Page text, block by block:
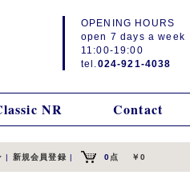
OPENING HOURS
open 7 days a week
11:00-19:00
tel. 024-921-4038
NR Contact
| 新規会員登録 | 0点 ￥0